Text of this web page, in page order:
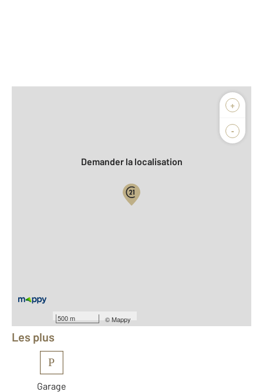
+
-
500 m ©Mappy
Biens vendus
Demander la localisation
Équipements
Les plus
P
Garage